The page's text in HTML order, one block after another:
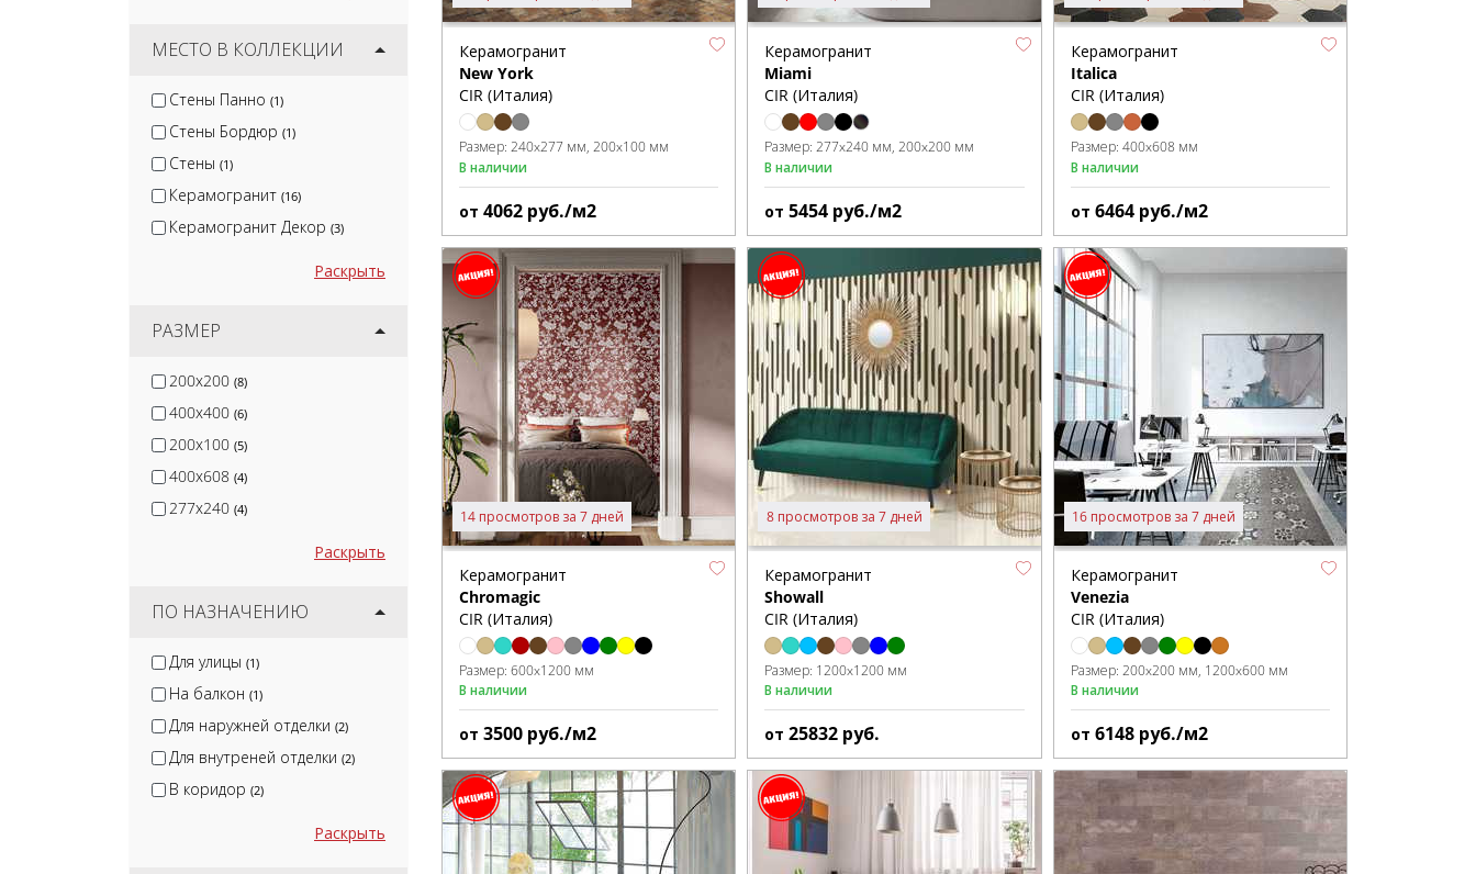
DEL Conca(13)
Serenissima (15)
Keope Ceramiche
МЕСТО В КОЛЛЕКЦИИ
Стены Панно (1)
Стены Бордюр (1)
Стены (1)
Керамогранит (16)
Керамогранит Декор (3)
Раскрыть
РАЗМЕР
200x200 (8)
400x400 (6)
200x100 (5)
400x608 (4)
277x240 (4)
Раскрыть
ПО НАЗНАЧЕНИЮ
Для улицы (1)
На балкон (1)
Для наружней отделки (2)
Для внутреней отделки (2)
В коридор (2)
Раскрыть
Керамогранит
New York
CIR (Италия)
Размер: 240x277 мм 200x100 мм
В наличии
от 4062 руб./м2
Керамогранит
Miami
CIR (Италия)
Размер:277x240 мм 200x200 мм
В наличии
от5454 руб./м2
Керамогранит
Italica
CIR (Италия)
Размер: 400x608 мм
В наличии
от 6464 руб./м2
14 просмотров за 7 дней
Керамогранит
Chromagic
CIR (Италия)
Размер: 600x1200 мм
В наличии
от 3500 руб./м2
8 просмотров за 7 дней
Керамогранит
Showall
CIR (Италия)
Размер: 1200x1200 мм
В наличии
от25832 руб.
16 просмотров за 7 дней
Керамогранит
Venezia
CIR (Италия)
Размер: 200x200 мм 1200x600 мм
В наличии
от 6148 руб./м2